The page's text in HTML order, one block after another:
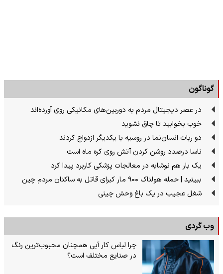
گوناگون
در عصر دیجیتال مردم به دوربین‌های مکانیکی روی آورده‌اند
خوب بخوابید تا چاق نشوید
دو ربات انسان‌نما در روسیه با یکدیگر ازدواج کردند
ناسا درصدد روشن کردن آتش روی کره ماه است
یک بار هم نوشابه در معالجات پزشکی کاربرد پیدا کرد
ببینید | حمله هولناک ۹۰۰ مار کبرای قاتل به ساکنان مردم چین
شغل عجیب در یک باغ وحش چینی
وب گردی
چرا لباس کار آبی همچنان محبوب‌ترین رنگ
در صنایع مختلف است؟